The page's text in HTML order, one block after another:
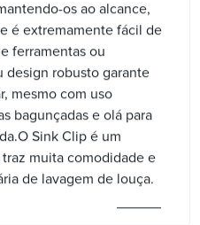
os ao alcance,
é extremamente fácil de
ferramentas ou
design robusto garante
mesmo com uso
bagunçadas e olá para
Sink Clip é um
muita comodidade e
de lavagem de louça.